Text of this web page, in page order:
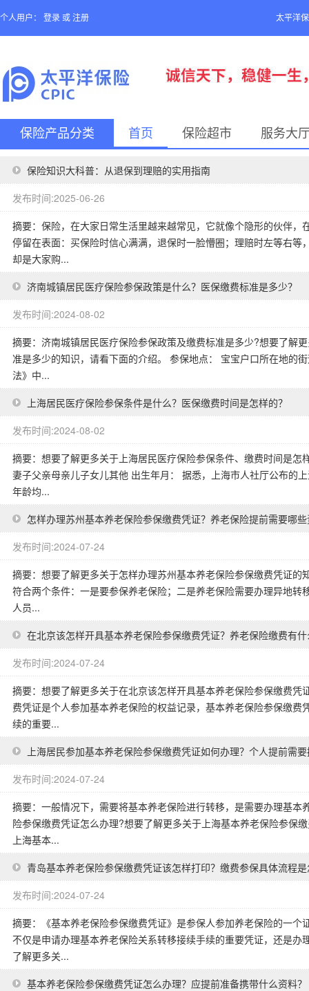
个人用户： 登录 或 注册 太平洋
保险产品分类 首页 保险超市 服务大
保险知识大科普：从退保到理赔的实用指南
发布时间:2025-06-26
摘要：保险，在大家日常生活里越来越常见，它就像个隐形的伙伴
停留在表面：买保险时信心满满，退保时一脸懵圈；理赔时左等右
却是大家购...
济南城镇居民医疗保险参保政策是什么？医保缴费标准是多少？
发布时间:2024-08-02
摘要：济南城镇居民医疗保险参保政策及缴费标准是多少?想要了解
准是多少的知识，请看下面的介绍。 参保地点： 宝宝户口所在地的
法》中...
上海居民医疗保险参保条件是什么？医保缴费时间是怎样的？
发布时间:2024-08-02
摘要：想要了解更多关于上海居民医疗保险参保条件、缴费时间是
妻子父亲母亲儿子女儿其他 出生年月： 据悉，上海市人社厅公布的
年龄均...
怎样办理苏州基本养老保险参保缴费凭证？养老保险提前需要哪
发布时间:2024-07-24
摘要：想要了解更多关于怎样办理苏州基本养老保险参保缴费凭证
符合两个条件：一是要参保养老保险；二是养老保险需要办理异地
人员...
在北京该怎样开具基本养老保险参保缴费凭证？养老保险缴费有
发布时间:2024-07-24
摘要：想要了解更多关于在北京该怎样开具基本养老保险参保缴费
费凭证是个人参加基本养老保险的权益记录，基本养老保险参保缴
续的重要...
上海居民参加基本养老保险参保缴费凭证如何办理？个人提前需
发布时间:2024-07-24
摘要：一般情况下，需要将基本养老保险进行转移，是需要办理基
险参保缴费凭证怎么办理?想要了解更多关于上海基本养老保险参保
上海基本...
青岛基本养老保险参保缴费凭证该怎样打印？缴费参保具体流程
发布时间:2024-07-24
摘要：《基本养老保险参保缴费凭证》是参保人参加养老保险的一
不仅是申请办理基本养老保险关系转移接续手续的重要凭证，还是
了解更多关...
基本养老保险参保缴费凭证怎么办理？应提前准备携带什么资料？